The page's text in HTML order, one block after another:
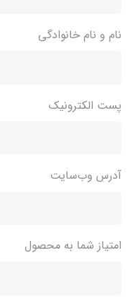
نام و نام خانوادگی
پست الکترونیک
آدرس وب‌سایت
امتیاز شما به محصول